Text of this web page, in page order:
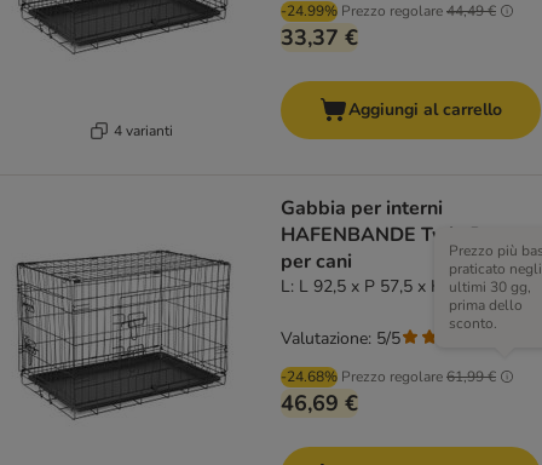
4 varianti
-24.99% Prezzo regolare44,49 €
33,37 €
Aggiungi al carrello
Gabbia per interni
HAFENBANDE Twin Door
per cani
L: L 92,5 x P 57,5 x H 64 cm
-24.68% Prezzo regolare61,99 €
Prezzo più
praticato negli
ultimi 30 gg,
prima dello
sconto.
46,69 €
Valutazione: 5/5